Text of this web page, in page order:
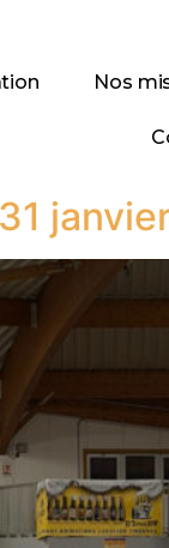
Nos